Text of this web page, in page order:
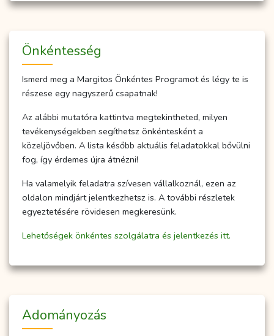
Önkéntesség
Ismerd meg a Margitos Önkéntes Programot és légy te is
részese egy nagyszerű csapatnak!
Az alábbi mutatóra kattintva megtekintheted, milyen
tevékenységekben segíthetsz önkéntesként a
közeljövőben. A lista később aktuális feladatokkal bővülni
fog, így érdemes újra átnézni!
Ha valamelyik feladatra szívesen vállalkoznál, ezen az
oldalon mindjárt jelentkezhetsz is. A további részletek
egyeztetésére rövidesen megkeresünk.
Lehetőségek önkéntes szolgálatra és jelentkezés itt.
Adományozás